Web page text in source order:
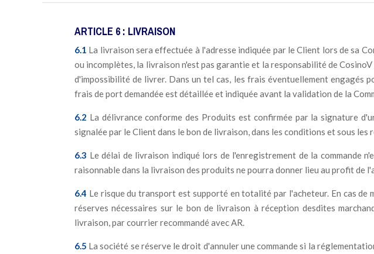
ARTICLE 6 : LIVRAISON
6.1 La livraison sera effectuée à l'adresse indiquée par le Client lors de sa
ou incomplètes, la livraison n'est pas garantie et la responsabilité de
d'impossibilité de livrer. Dans un tel cas, les frais éventuellement engagés
frais de port demandée est détaillée et indiquée avant la validation de la
6.2 La délivrance conforme des Produits est confirmée par la signature
signalée par le Client dans le bon de livraison, dans les conditions et sous
6.3 Le délai de livraison indiqué lors de l'enregistrement de la commande
raisonnable dans la livraison des produits ne pourra donner lieu au profit de
6.4 Le risque du transport est supporté en totalité par l'acheteur. En cas
réserves nécessaires sur le bon de livraison à réception desdites
livraison, par courrier recommandé avec AR.
6.5 La société se réserve le droit d'annuler une commande si la